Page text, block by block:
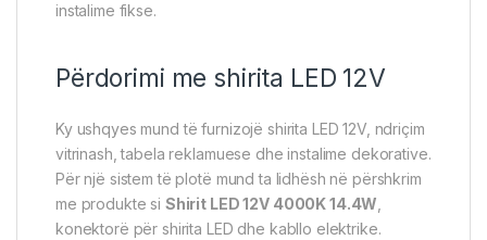
instalime fikse.
Përdorimi me shirita LED 12V
Ky ushqyes mund të furnizojë shirita LED 12V, ndriçim
vitrinash, tabela reklamuese dhe instalime dekorative.
Për një sistem të plotë mund ta lidhësh në përshkrim
me produkte si Shirit LED 12V 4000K 14.4W
konektorë për shirita LED dhe kabllo elektrike.